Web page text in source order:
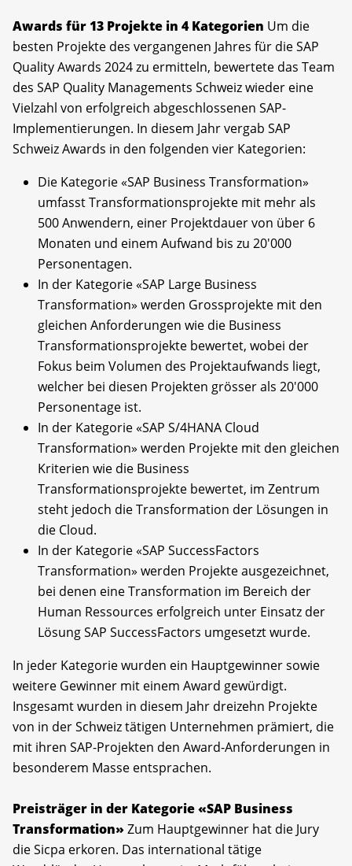
Awards für 13 Projekte in 4 Kategorien Um die
besten Projekte des vergangenen Jahres für die SAP
Quality Awards 2024 zu ermitteln, bewertete das Team
des SAP Quality Managements Schweiz wieder eine
Vielzahl von erfolgreich abgeschlossenen SAP-
Implementierungen. In diesem Jahr vergab SAP
Schweiz Awards in den folgenden vier Kategorien:
Die Kategorie «SAP Business Transformation»
umfasst Transformationsprojekte mit mehr als
500 Anwendern, einer Projektdauer von über 6
Monaten und einem Aufwand bis zu 20'000
Personentagen.
In der Kategorie «SAP Large Business
Transformation» werden Grossprojekte mit den
gleichen Anforderungen wie die Business
Transformationsprojekte bewertet, wobei der
Fokus beim Volumen des Projektaufwands liegt,
welcher bei diesen Projekten grösser als 20'000
Personentage ist.
In der Kategorie «SAP S/4HANA Cloud
Transformation» werden Projekte mit den gleichen
Kriterien wie die Business
Transformationsprojekte bewertet, im Zentrum
steht jedoch die Transformation der Lösungen in
die Cloud.
In der Kategorie «SAP SuccessFactors
Transformation» werden Projekte ausgezeichnet,
bei denen eine Transformation im Bereich der
Human Ressources erfolgreich unter Einsatz der
Lösung SAP SuccessFactors umgesetzt wurde.
In jeder Kategorie wurden ein Hauptgewinner sowie
weitere Gewinner mit einem Award gewürdigt.
Insgesamt wurden in diesem Jahr dreizehn Projekte
von in der Schweiz tätigen Unternehmen prämiert, die
mit ihren SAP-Projekten den Award-Anforderungen in
besonderem Masse entsprachen.
Preisträger in der Kategorie «SAP Business
Transformation»Zum Hauptgewinner hat die Jury
die Sicpa erkoren. Das international tätige